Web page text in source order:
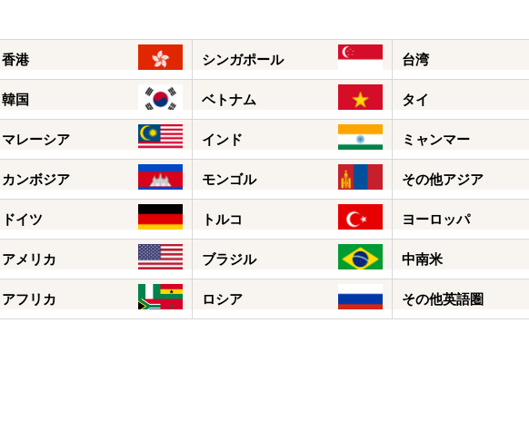
香港 シンガポール 台湾
韓国 ベトナム タイ
マレーシア インド ミャンマー
カンボジア モンゴル その他アジア
ドイツ トルコ ヨーロッパ
アメリカ ブラジル 中南米
アフリカ ロシア その他英語圏